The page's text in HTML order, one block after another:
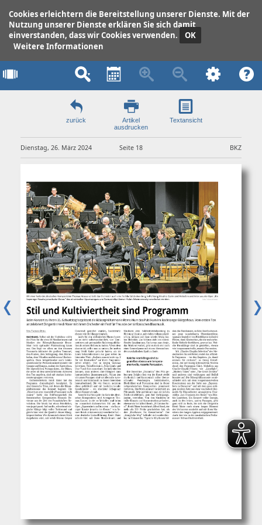
Cookies erleichtern die Bereitstellung unserer Dienste. Mit der
Nutzung unserer Dienste erklären Sie sich damit
einverstanden, dass wir Cookies verwenden.
OK
Weitere Informationen
zurück
Artikel
ausdrucken
Textansicht
Dienstag, 26. März 2024 Seite 18 BKZ